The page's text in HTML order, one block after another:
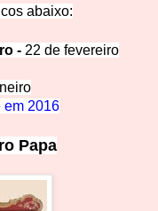
abaixo:
- 22 de fevereiro
em 2016
Papa